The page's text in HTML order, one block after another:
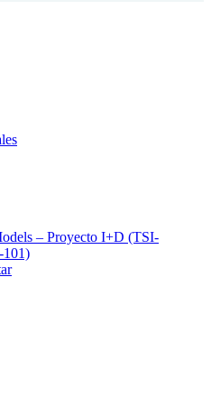
– Proyecto I+D (TSI-
101)